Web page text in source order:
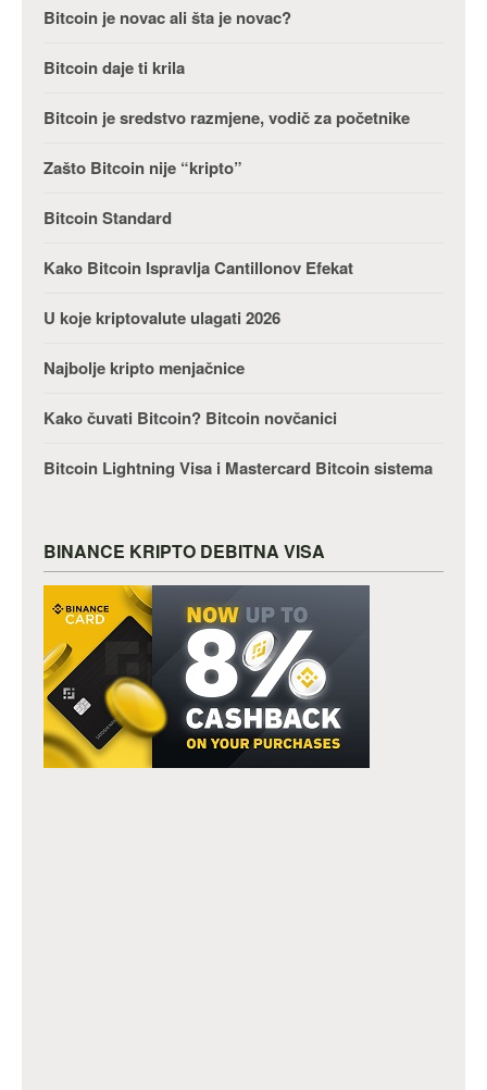
Bitcoin je novac ali šta je novac?
Bitcoin daje ti krila
Bitcoin je sredstvo razmjene, vodič za početnike
Zašto Bitcoin nije “kripto”
Bitcoin Standard
Kako Bitcoin Ispravlja Cantillonov Efekat
U koje kriptovalute ulagati 2026
Najbolje kripto menjačnice
Kako čuvati Bitcoin? Bitcoin novčanici
Bitcoin Lightning Visa i Mastercard Bitcoin sistema
BINANCE KRIPTO DEBITNA VISA